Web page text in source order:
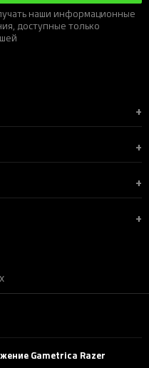
наши информационные
доступные только
+
+
+
+
Gametrica Razer